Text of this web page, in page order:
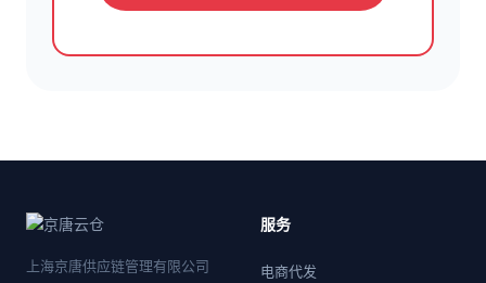
上海京唐供应链管理有限公司
服务
电商代发